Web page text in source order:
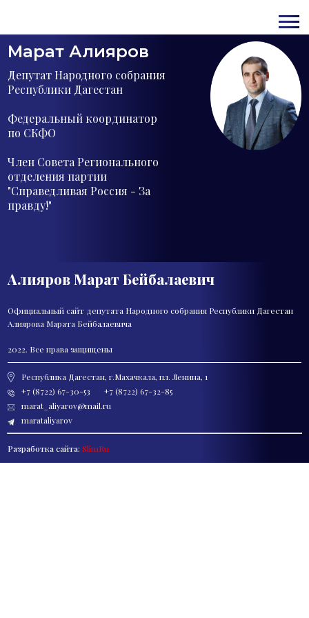
Марат Алияров
Депутат Народного собрания
Республики Дагестан
Федеральный координатор
по СКФО
Член Совета Регионального
отделения партии
"Справедливая Россия - За
правду!"
Алияров Марат Бейбалаевич
Официальный сайт депутата Народного собрания Республики Дагестан
Алиярова Марата Бейбалаевича
2022. Все права защищены
Республика Дагестан, г.Махачкала, пл. Ленина, 1
+7 (8722) 67-30-53
+7 (8722) 67-32-85
marat_aliyarov@mail.ru
marataliyarov
Разработка сайта:SlimRu